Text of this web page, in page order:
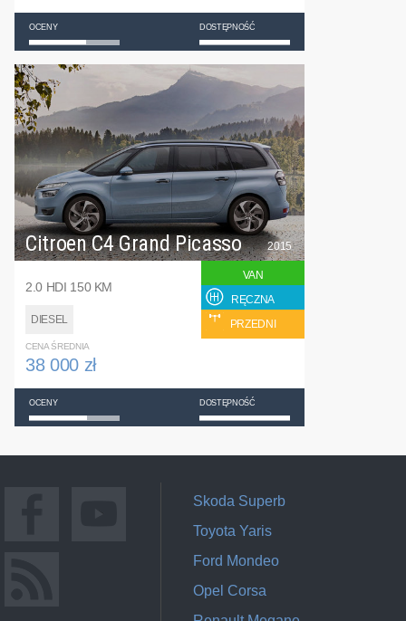
OCENY DOSTĘPNOŚĆ
Citroen C4 Grand Picasso
2.0 HDI 150 KM
DIESEL
2015
VAN
RĘCZNA
PRZEDNI
CENA ŚREDNIA
38 000 zł
OCENY DOSTĘPNOŚĆ
Skoda Superb
Toyota Yaris
Ford Mondeo
Opel Corsa